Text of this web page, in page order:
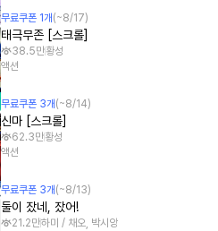
무료쿠폰 1개 (~8/17)
태극무존 [스크롤]
38.5만황성
액션
무료쿠폰 3개 (~8/14)
신마 [스크롤]
62.3만황성
액션
무료쿠폰 3개 (~8/13)
둘이 잤네, 잤어!
21.2만하미 / 채오, 박시앙